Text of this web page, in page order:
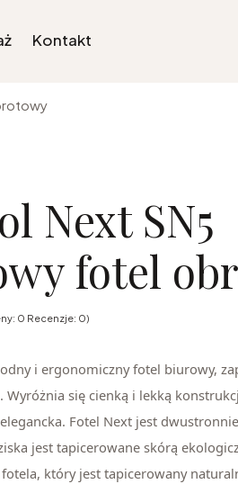
Kontakt
Next SN5
fotel
0 Recenzje: 0)
i ergonomiczny fotel biurowy,
Wyróżnia się cienką i lekką
Fotel Next jest
jest tapicerowane skórą
który jest tapicerowany